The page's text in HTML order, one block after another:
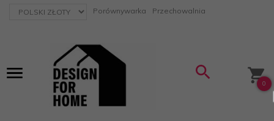
currency_h Porównywarka Przechowalnia
0